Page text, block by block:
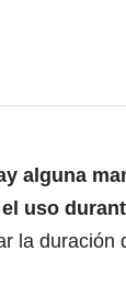
alguna
uso
la duración